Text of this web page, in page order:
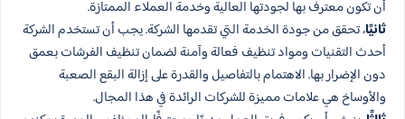
أن تكون معترف بها لجودتها العالية وخدمة العملاء الممتازة.
ثانيًا، تحقق من جودة الخدمة التي تقدمها الشركة. يجب أن تستخدم الشركة
أحدث التقنيات ومواد تنظيف فعالة وآمنة لضمان تنظيف الفرشات بعمق
دون الإضرار بها. الاهتمام بالتفاصيل والقدرة على إزالة البقع الصعبة
والأوساخ هي علامات مميزة للشركات الرائدة في هذا المجال.